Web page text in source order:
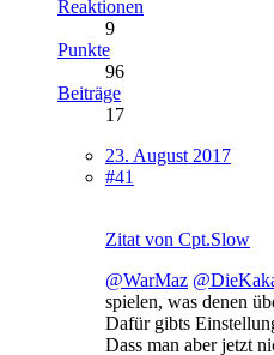
Reaktionen
9
Punkte
96
Beiträge
17
23. August 2017
#41
Zitat von Cpt.Slow
@WarMaz
spielen, was denen
Dafür gibts
Dass man aber jetzt